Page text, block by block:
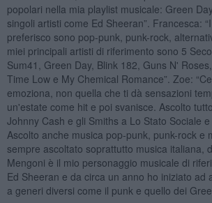
popolari nella mia playlist musicale: Green
singoli artisti come Ed Sheeran”. Francesca:
preferisco sono pop-punk, punk-rock,
miei principali artisti di riferimento sono 5
Sum41, Green Day, Blink 182, Guns N'
Time Low e My Chemical Romance”. Zoe:
emoziona, non quella che ti dà sensazioni
un'estate come hit e poi svanisce. Ascolto
Johnny Cash e gli Smiths a Lo Stato Sociale e
Ascolto anche musica pop-punk, punk-rock e
sempre ascoltato soprattutto musica italiana,
Mengoni è il mio personaggio musicale di
Ed Sheeran e da circa un anno ho iniziato ad
a generi diversi come il punk e quello dei